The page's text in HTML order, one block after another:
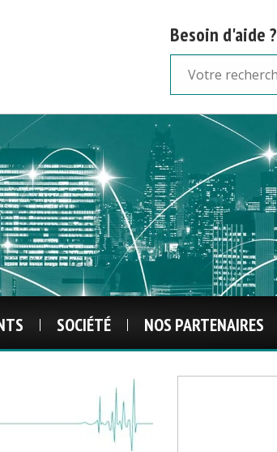
Besoin d'aide ?
SOCIÉTÉ NOS PARTENAIRES